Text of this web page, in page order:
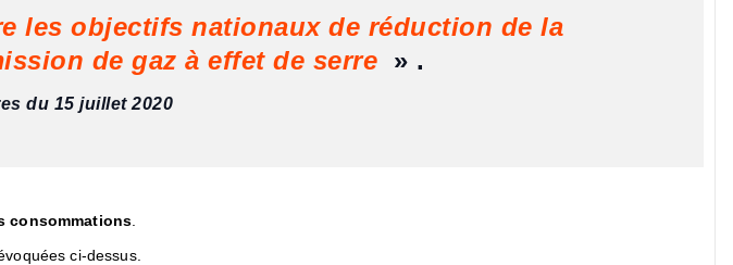
les objectifs nationaux de réduction de la
de gaz à effet de serre » .
du 15 juillet 2020
consommations
ci-dessus.